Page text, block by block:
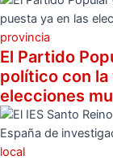
provincia
El Partido
político con la
elecciones
local